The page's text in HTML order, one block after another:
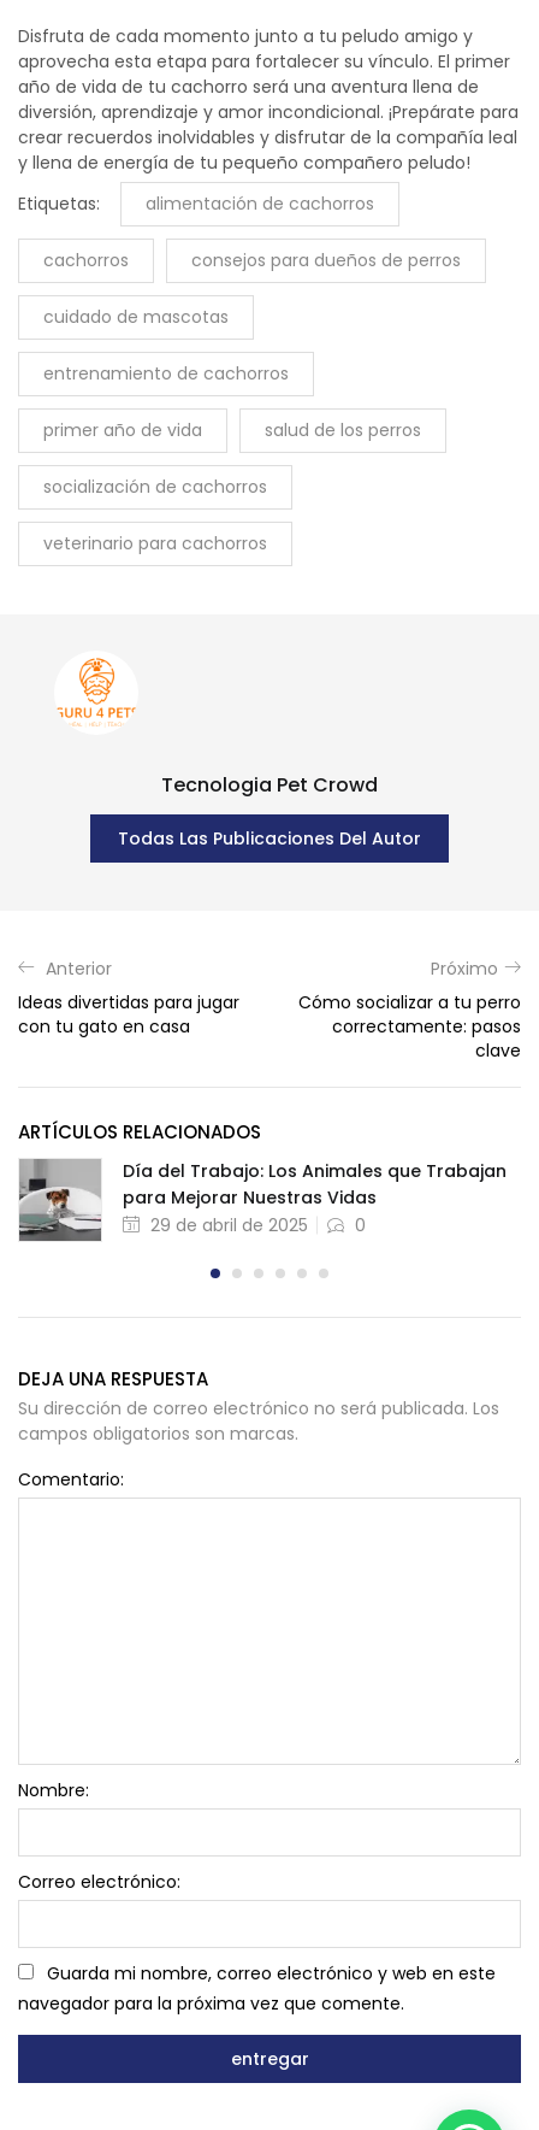
Disfruta de cada momento junto a tu peludo amigo y
aprovecha esta etapa para fortalecer su vínculo. El primer
año de vida de tu cachorro será una aventura llena de
diversión, aprendizaje y amor incondicional. ¡Prepárate para
crear recuerdos inolvidables y disfrutar de la compañía leal
y llena de energía de tu pequeño compañero peludo!
Etiquetas:
alimentación de cachorros
cachorros consejos para dueños de perros
cuidado de mascotas
entrenamiento de cachorros
primer año de vida salud de los perros
socialización de cachorros
veterinario para cachorros
Tecnologia Pet Crowd
Todas Las Publicaciones Del Autor
Anterior
Ideas divertidas para jugar
con tu gato en casa
Próximo
Cómo socializar a tu perro
correctamente: pasos
clave
ARTÍCULOS RELACIONADOS
Día del Trabajo: Los Animales que Trabajan
para Mejorar Nuestras Vidas
29 de abril de 2025
0
DEJA UNA RESPUESTA
Su dirección de correo electrónico no será publicada. Los
campos obligatorios son marcas.
Comentario:
Nombre:
Correo electrónico:
Guarda mi nombre, correo electrónico y web en este
navegador para la próxima vez que comente.